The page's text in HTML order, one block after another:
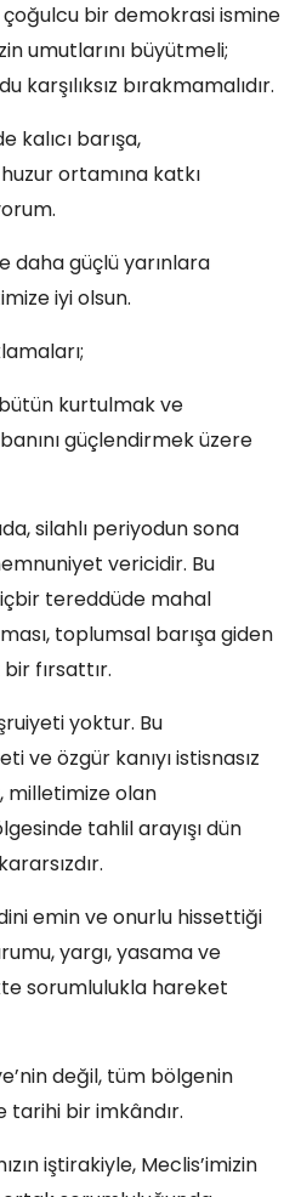
bir demokrasi ismine
umutlarını büyütmeli;
karşılıksız bırakmamalıdır.
kalıcı barışa,
ortamına katkı
daha güçlü yarınlara
iyi olsun.
kurtulmak ve
güçlendirmek üzere
silahlı periyodun sona
vericidir. Bu
tereddüde mahal
toplumsal barışa giden
fırsattır.
yoktur. Bu
ve özgür kanıyı istisnasız
milletimize olan
tahlil arayışı dün
emin ve onurlu hissettiği
yargı, yasama ve
sorumlulukla hareket
değil, tüm bölgenin
tarihi bir imkândır.
iştirakiyle, Meclis’imizin